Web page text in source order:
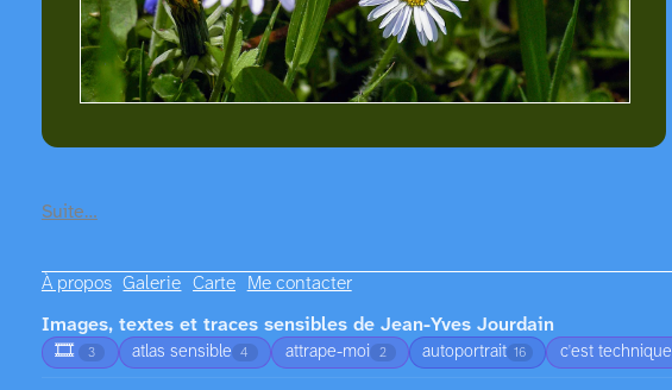
Suite…
À propos Galerie Carte Me contacter
Images, textes et traces sensibles de Jean-Yves Jourdain
🎞️
3 atlas sensible 4 attrape-moi 2 autoportrait 16 c'est technique